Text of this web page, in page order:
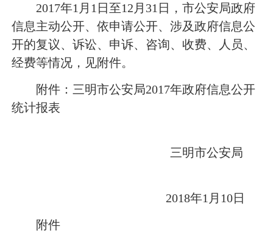
2017年1 月 1 日 至12 月 31 日
，市公安局政府
信息主动公开、依申请公开、涉及政府信息公
开的复议、诉讼、申诉、咨询、收费、人员、
经费等情况，见附件。
附件：三明市公安局2017年政府信息公开
统计报表
三明市公安局
2018年1 月 10日
附件